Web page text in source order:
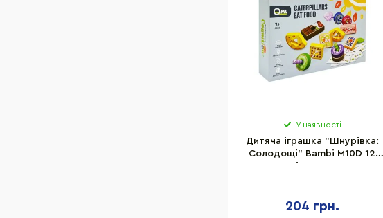
У наявності
Дитяча іграшка "Шнурівка:
Солодощі" Bambi M10D 12
204 грн.